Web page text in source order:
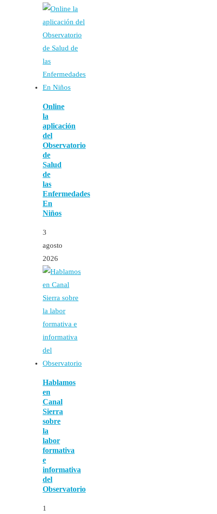
Online
la
aplicación
del
Observatorio
de
Salud
de
las
Enfermedades
En
Niños
3
agosto
2026
Hablamos
en
Canal
Sierra
sobre
la
labor
formativa
e
informativa
del
Observatorio
1